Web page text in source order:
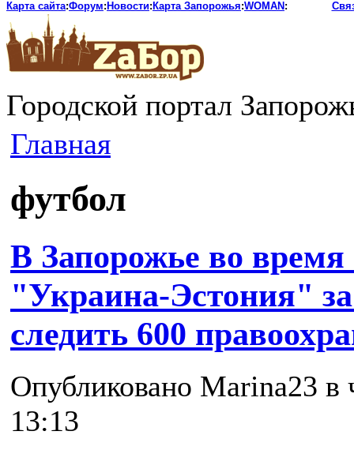
Карта сайта:Форум: Новости: Карта Запорожья:WOMAN :
Городской портал
Главная
футбол
В Запорожье во время
"Украина-Эстония"
следить 600
Опубликовано Marina23 в
13:13